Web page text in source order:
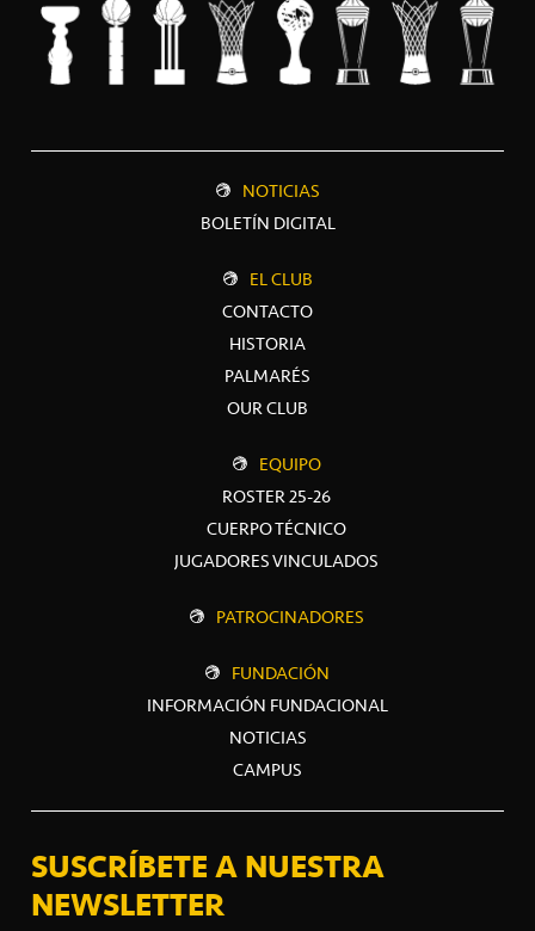
NOTICIAS
BOLETÍN DIGITAL
EL CLUB
CONTACTO
HISTORIA
PALMARÉS
OUR CLUB
EQUIPO
ROSTER 25-26
CUERPO TÉCNICO
JUGADORES VINCULADOS
PATROCINADORES
FUNDACIÓN
INFORMACIÓN FUNDACIONAL
NOTICIAS
CAMPUS
SUSCRÍBETE A NUESTRA
NEWSLETTER